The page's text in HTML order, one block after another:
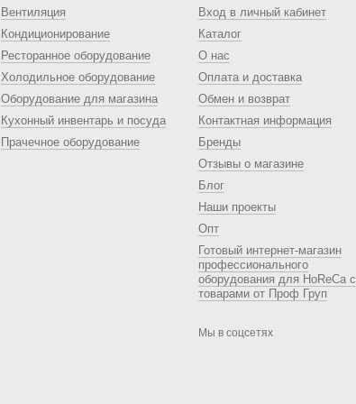
Вентиляция
Кондиционирование
Ресторанное оборудование
Холодильное оборудование
Оборудование для магазина
Кухонный инвентарь и посуда
Прачечное оборудование
Вход в личный кабинет
Каталог
О нас
Оплата и доставка
Обмен и возврат
Контактная информация
Бренды
Отзывы о магазине
Блог
Наши проекты
Опт
Готовый интернет-магазин
профессионального
оборудования для HoReCa с
товарами от Проф Груп
Мы в соцсетях